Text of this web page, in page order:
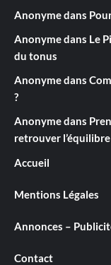
Anonymedans
Anonymedans Le
du tonus
Anonymedans
?
Anonymedans
retrouver
Accueil
Mentions Légales
Annonces –
Contact